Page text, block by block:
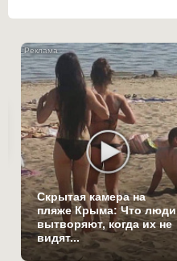
Скрытая камера на
пляже Крыма: Что люди
вытворяют, когда их не
видят...